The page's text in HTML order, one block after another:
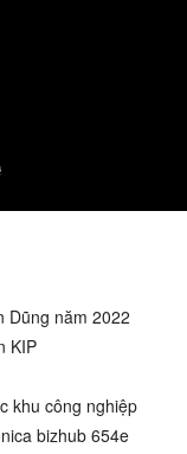
Dũng năm 2022
KIP
khu công nghiệp
bizhub 654e